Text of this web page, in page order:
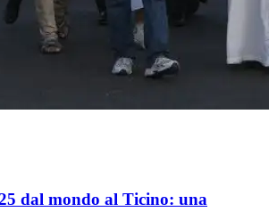
dal mondo al Ticino: una